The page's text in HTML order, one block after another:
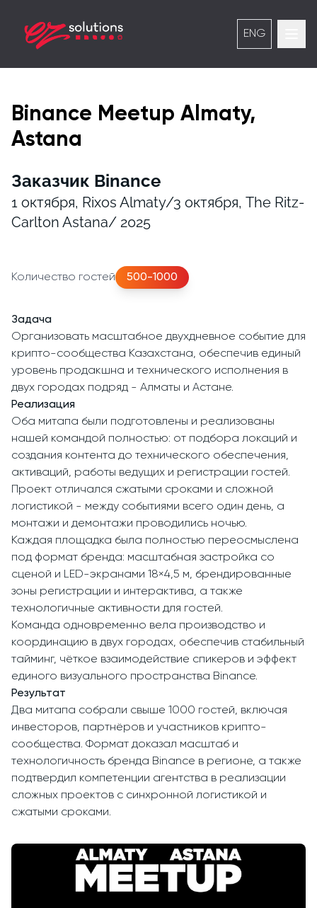
ENG
Binance Meetup Almaty,
Astana
Заказчик Binance
1 октября, Rixos Almaty/3 октября, The Ritz-
Carlton Astana/ 2025
Количество гостей 500-1000
Задача
Организовать масштабное двухдневное событие для
крипто-сообщества Казахстана, обеспечив единый
уровень продакшна и технического исполнения в
двух городах подряд - Алматы и Астане.
Реализация
Оба митапа были подготовлены и реализованы
нашей командой полностью: от подбора локаций и
создания контента до технического обеспечения,
активаций, работы ведущих и регистрации гостей.
Проект отличался сжатыми сроками и сложной
логистикой - между событиями всего один день, а
монтажи и демонтажи проводились ночью.
Каждая площадка была полностью переосмыслена
под формат бренда: масштабная застройка со
сценой и LED-экранами 18×4,5 м, брендированные
зоны регистрации и интерактива, а также
технологичные активности для гостей.
Команда одновременно вела производство и
координацию в двух городах, обеспечив стабильный
тайминг, чёткое взаимодействие спикеров и эффект
единого визуального пространства Binance.
Результат
Два митапа собрали свыше 1000 гостей, включая
инвесторов, партнёров и участников крипто-
сообщества. Формат доказал масштаб и
технологичность бренда Binance в регионе, а также
подтвердил компетенции агентства в реализации
сложных проектов с синхронной логистикой и
сжатыми сроками.